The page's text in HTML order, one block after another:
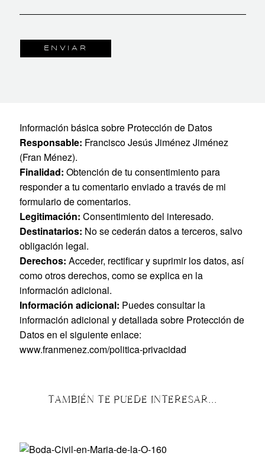
Información básica sobre Protección de Datos
Responsable: Francisco Jesús Jiménez Jiménez
(Fran Ménez).
Finalidad: Obtención de tu consentimiento para
responder a tu comentario enviado a través de mi
formulario de comentarios.
Legitimación: Consentimiento del interesado.
Destinatarios: No se cederán datos a terceros, salvo
obligación legal.
Derechos: Acceder, rectificar y suprimir los datos, así
como otros derechos, como se explica en la
información adicional.
Información adicional: Puedes consultar la
información adicional y detallada sobre Protección de
Datos en el siguiente enlace:
www.franmenez.com/politica-privacidad
TAMBIÉN TE PUEDE INTERESAR...